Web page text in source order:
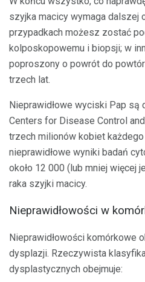
szyjka macicy wymaga dalszej
przypadkach możesz zostać
kolposkopowemu i biopsji; w
poproszony o powrót do
trzech lat.
Nieprawidłowe wyciski Pap są
Centers for Disease Control
trzech milionów kobiet
nieprawidłowe wyniki badań
około 12 000 (lub mniej więcej
raka szyjki macicy.
Nieprawidłowości w
Nieprawidłowości komórkowe
dysplazji. Rzeczywista
dysplastycznych obejmuje: